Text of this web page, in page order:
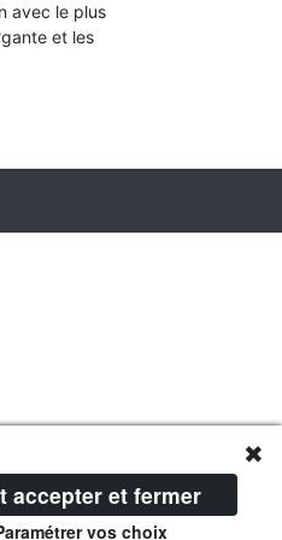
avec le plus
et les
✖
accepter et fermer
vos choix